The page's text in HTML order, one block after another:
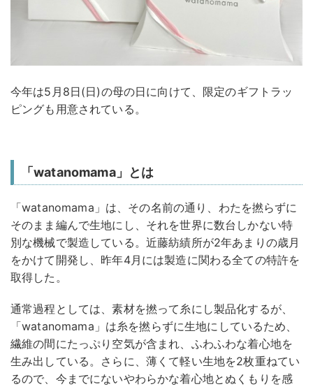
今年は5月8日(日)の母の日に向けて、限定のギフトラッ
ピングも用意されている。
「watanomama」とは
「watanomama」は、その名前の通り、わたを撚らずに
そのまま編んで生地にし、それを世界に数台しかない特
別な機械で製造している。近藤紡績所が2年あまりの歳月
をかけて開発し、昨年4月には製造に関わる全ての特許を
取得した。
通常過程としては、素材を撚って糸にし製品化するが、
「watanomama」は糸を撚らずに生地にしているため、
繊維の間にたっぷり空気が含まれ、ふわふわな着心地を
生み出している。さらに、薄くて軽い生地を2枚重ねてい
るので、今までにないやわらかな着心地とぬくもりを感